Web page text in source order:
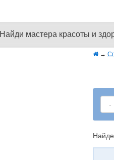
Найди мастера красоты и
→